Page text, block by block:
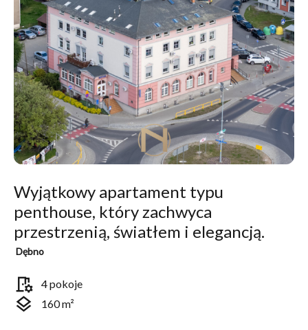
Wyjątkowy apartament typu
penthouse, który zachwyca
przestrzenią, światłem i elegancją.
Dębno
room_preferences 4 pokoje
layers 160 m²